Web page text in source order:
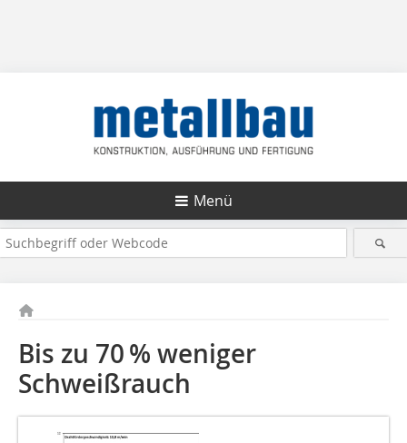
Menü
Bis zu 70 % weniger
Schweißrauch